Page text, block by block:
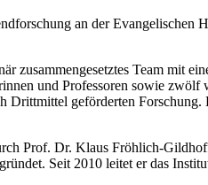
an der Evangelischen
zusammengesetztes Team mit
und Professoren sowie
Drittmittel geförderten
Prof. Dr. Klaus Fröhlich-
Seit 2010 leitet er das